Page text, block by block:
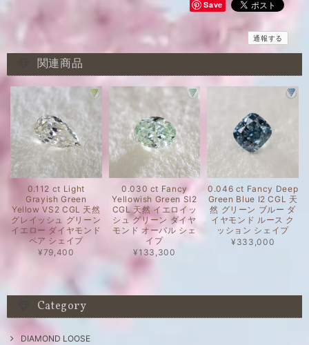
Save
通報する
関連商品
0.112 ct Light
Grayish Green
Yellow VS2 CGL 天然
グレイッシュ グリーン
イエロー ダイヤモンド
ペア シェイプ
¥79,400
0.030 ct Fancy
Yellowish Green SI2
CGL 天然 イエロイッ
シュ グリーン ダイヤ
モンド オーバル シェ
イプ
¥133,300
0.046 ct Fancy Deep
Green Blue I2 CGL 天
然 グリーン ブルー ダ
イヤモンド ルース ク
ッション シェイプ
¥333,000
Category
DIAMOND LOOSE